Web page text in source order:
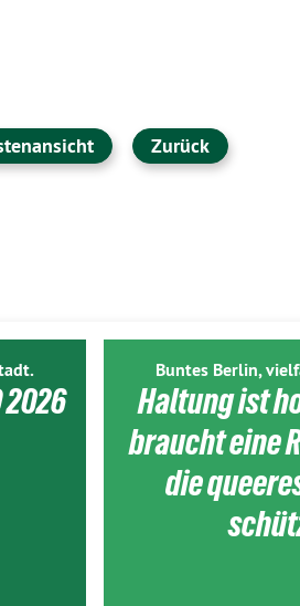
Zurück
2026
Buntes Berlin,
Haltung ist
braucht eine
die